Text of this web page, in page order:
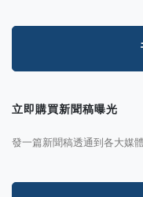
立即購買新聞稿曝光
發一篇新聞稿透通到各大媒